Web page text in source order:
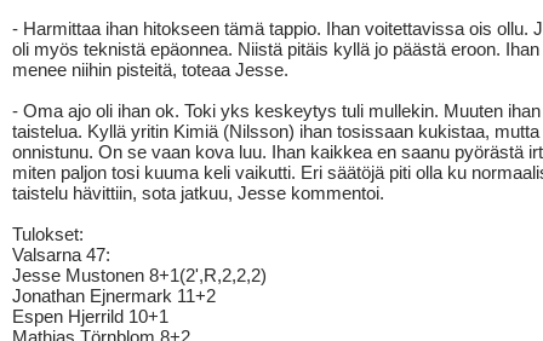
- Harmittaa ihan hitokseen tämä tappio. Ihan voitettavissa ois ollu.
oli myös teknistä epäonnea. Niistä pitäis kyllä jo päästä eroon.
menee niihin pisteitä, toteaa Jesse.
- Oma ajo oli ihan ok. Toki yks keskeytys tuli mullekin. Muuten
taistelua. Kyllä yritin Kimiä (Nilsson) ihan tosissaan kukistaa, mutta
onnistunu. On se vaan kova luu. Ihan kaikkea en saanu pyörästä
miten paljon tosi kuuma keli vaikutti. Eri säätöjä piti olla ku
taistelu hävittiin, sota jatkuu, Jesse kommentoi.
Tulokset:
Valsarna 47:
Jesse Mustonen 8+1(2',R,2,2,2)
Jonathan Ejnermark 11+2
Espen Hjerrild 10+1
Mathias Törnblom 8+2